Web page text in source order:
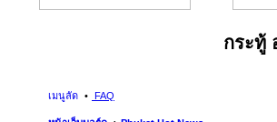
กระทู้
เมนูลัด FAQ